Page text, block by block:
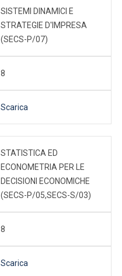
SISTEMI DINAMICI E
STRATEGIE D'IMPRESA
(SECS-P/07)
8
Scarica
STATISTICA ED
ECONOMETRIA PER LE
DECISIONI ECONOMICHE
(SECS-P/05,SECS-S/03)
8
Scarica